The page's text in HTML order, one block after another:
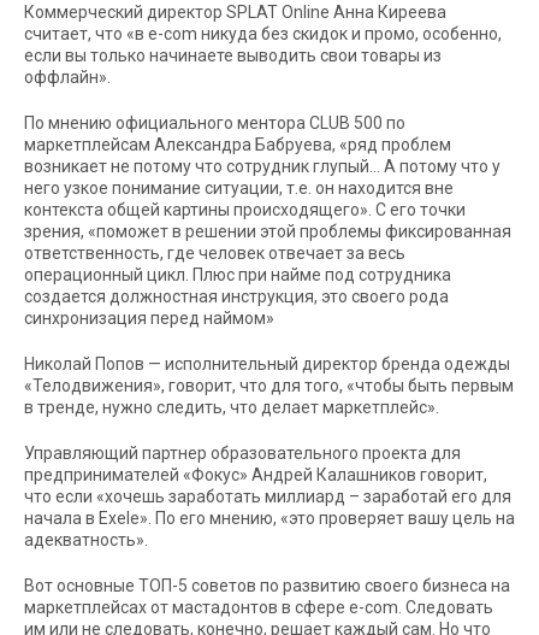
Коммерческий директор SPLAT Online Анна Киреева
считает, что «в e-com никуда без скидок и промо, особенно,
если вы только начинаете выводить свои товары из
оффлайн».
По мнению официального ментора CLUB 500 по
маркетплейсам Александра Бабруева, «ряд проблем
возникает не потому что сотрудник глупый… А потому что у
него узкое понимание ситуации, т.е. он находится вне
контекста общей картины происходящего». С его точки
зрения, «поможет в решении этой проблемы фиксированная
ответственность, где человек отвечает за весь
операционный цикл. Плюс при найме под сотрудника
создается должностная инструкция, это своего рода
синхронизация перед наймом»
Николай Попов — исполнительный директор бренда одежды
«Телодвижения», говорит, что для того, «чтобы быть первым
в тренде, нужно следить, что делает маркетплейс».
Управляющий партнер образовательного проекта для
предпринимателей «Фокус» Андрей Калашников говорит,
что если «хочешь заработать миллиард – заработай его для
начала в Exele». По его мнению, «это проверяет вашу цель на
адекватность».
Вот основные ТОП-5 советов по развитию своего бизнеса на
маркетплейсах от мастадонтов в сфере e-com. Следовать
им или не следовать, конечно, решает каждый сам. Но что